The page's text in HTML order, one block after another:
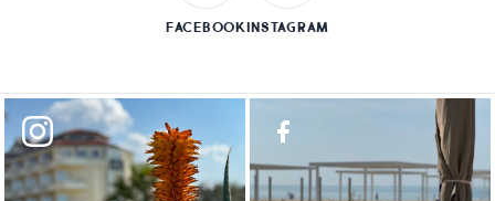
FACEBOOKINSTAGRAM